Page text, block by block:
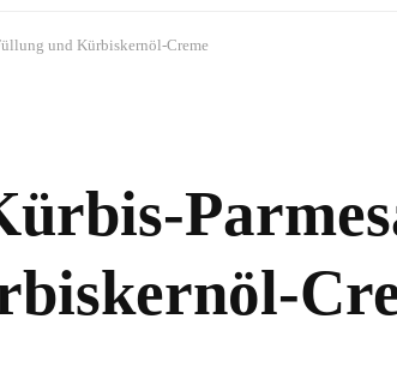
und Kürbiskernöl-Creme